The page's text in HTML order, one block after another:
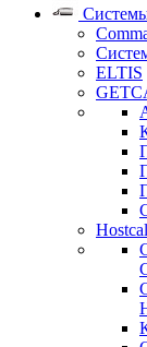
ELTIS